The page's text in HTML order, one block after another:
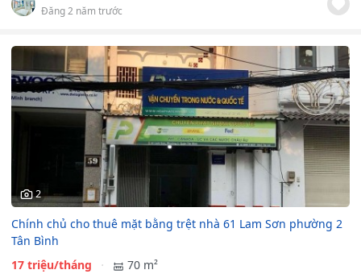
Đăng 2 năm trước
2
Chính chủ cho thuê mặt bằng trệt nhà 61 Lam Sơn phường 2
Tân Bình
17 triệu/tháng
70 m²